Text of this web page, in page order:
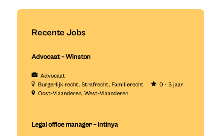
Recente Jobs
Advocaat – Winston
Advocaat
Burgerlijk recht Strafrecht Familierecht
0 - 3 jaar
Oost-Vlaanderen West-Vlaanderen
Legal office manager – Intinya